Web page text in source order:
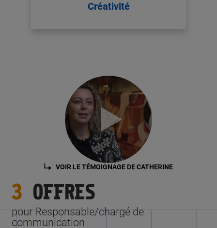
Créativité
VOIR LE TÉMOIGNAGE DE CATHERINE
3 OFFRES
pour Responsable/chargé de
communication